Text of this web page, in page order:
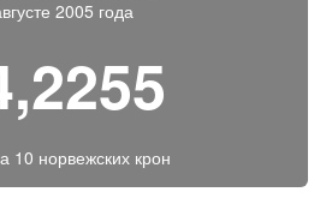
2005 года
10 норвежских крон